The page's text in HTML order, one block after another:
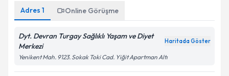
Adres 1 Online Görüşme
Dyt. Devran Turgay Sağlıklı Yaşam ve Diyet
Merkezi
Haritada Göster
Yenikent Mah. 9123. Sokak Toki Cad. Yiğit Apartman Altı